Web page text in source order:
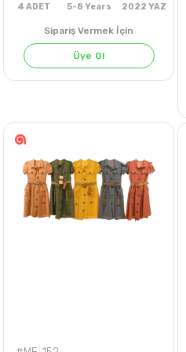
4ADET 5-8 Years 2022 YAZ
Sipariş Vermek İçin
Üye Ol